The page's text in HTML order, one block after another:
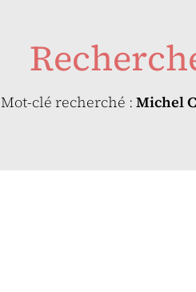
Mot-clé recherché : Michel